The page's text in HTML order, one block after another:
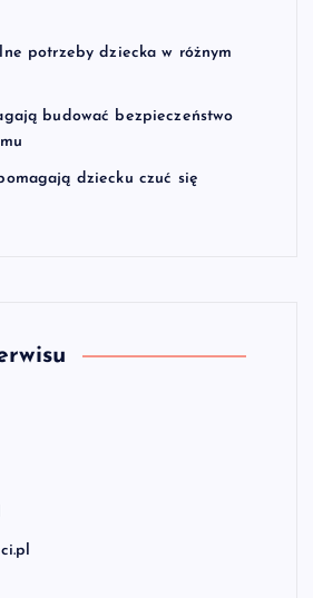
potrzeby dziecka w różnym
budować bezpieczeństwo
dziecku czuć się